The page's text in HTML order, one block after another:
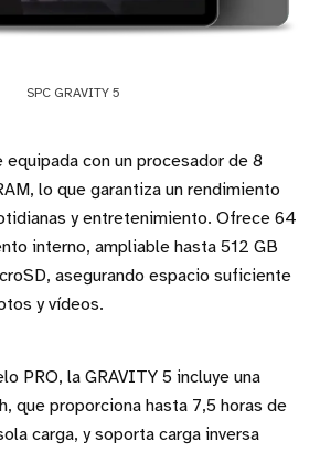
SPC GRAVITY 5
equipada con un procesador de 8
lo que garantiza un rendimiento
y entretenimiento. Ofrece 64
interno, ampliable hasta 512 GB
asegurando espacio suficiente
y vídeos.
PRO, la GRAVITY 5 incluye una
que proporciona hasta 7,5 horas de
carga, y soporta carga inversa